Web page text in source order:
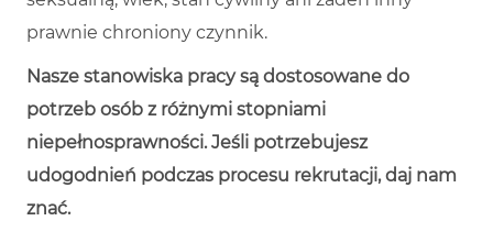
prawnie chroniony czynnik.
Nasze stanowiska pracy są dostosowane do
potrzeb osób z różnymi stopniami
niepełnosprawności. Jeśli potrzebujesz
udogodnień podczas procesu rekrutacji, daj nam
znać.